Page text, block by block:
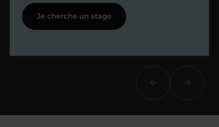
Afin de suivre le travail et les progrès
réalisés, votre enseignant et moi-
même vous proposons des points et
Je cherche un stage